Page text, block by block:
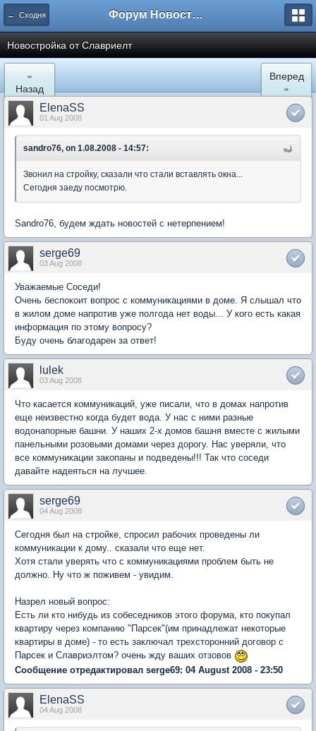
← Сходня Форум Новостройки
Новостройка от Славриелт
«
Назад
Вперед
»
ElenaSS
01 Aug 2008
sandro76, on 1.08.2008 - 14:57:
Звонил на стройку, сказали что стали вставлять окна...
Сегодня заеду посмотрю.
Sandro76, будем ждать новостей с нетерпением!
serge69
03 Aug 2008
Уважаемые Соседи!
Очень беспокоит вопрос с коммуникациями в доме. Я слышал что
в жилом доме напротив уже полгода нет воды... У кого есть какая
информация по этому вопросу?
Буду очень благодарен за ответ!
lulek
03 Aug 2008
Что касается коммуникаций, уже писали, что в домах напротив
еще неизвестно когда будет вода. У нас с ними разные
водонапорные башни. У наших 2-х домов башня вместе с жилыми
панельными розовыми домами через дорогу. Нас уверяли, что
все коммуникации закопаны и подведены!!! Так что соседи
давайте надеяться на лучшее.
serge69
04 Aug 2008
Сегодня был на стройке, спросил рабочих проведены ли
коммуникации к дому.. сказали что еще нет.
Хотя стали уверять что с коммуникациями проблем быть не
должно. Ну что ж поживем - увидим.
Назрел новый вопрос:
Есть ли кто нибудь из собеседников этого форума, кто покупал
квартиру через компанию "Парсек"(им принадлежат некоторые
квартиры в доме) - то есть заключал трехсторонний договор с
Парсек и Славриэлтом? очень жду ваших отзовов
Сообщение отредактировал serge69: 04 August 2008 - 23:50
ElenaSS
04 Aug 2008